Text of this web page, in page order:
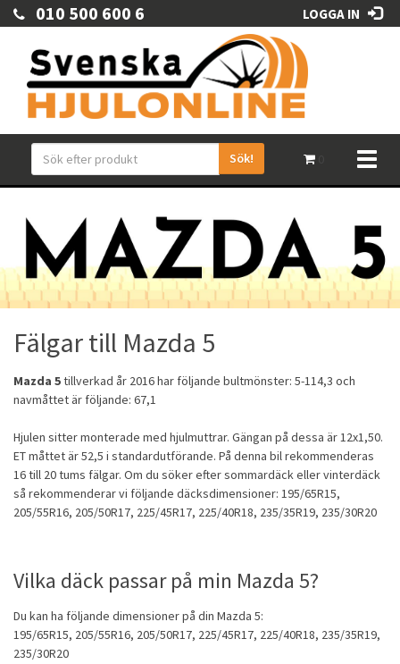
010 500 600 6 LOGGA IN
Sök!
Fälgar till Mazda 5
Mazda 5tillverkad år 2016 har följande bultmönster: 5-114,3 och
navmåttet är följande: 67,1
Hjulen sitter monterade med hjulmuttrar. Gängan på dessa är 12x1,50.
ET måttet är 52,5 i standardutförande. På denna bil rekommenderas
16 till 20 tums fälgar. Om du söker eftersommardäckeller vinterdäck
så rekommenderar vi följande däcksdimensioner: 195/65R15,
205/55R16, 205/50R17, 225/45R17, 225/40R18, 235/35R19, 235/30R20
Vilka däck passar på min Mazda 5?
Du kan ha följande dimensioner på din Mazda 5:
195/65R15, 205/55R16, 205/50R17, 225/45R17, 225/40R18, 235/35R19,
235/30R20